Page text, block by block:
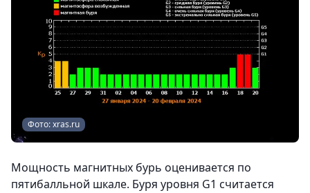
Фото: xras.ru
Мощность магнитных бурь оценивается по
пятибалльной шкале. Буря уровня G1 считается